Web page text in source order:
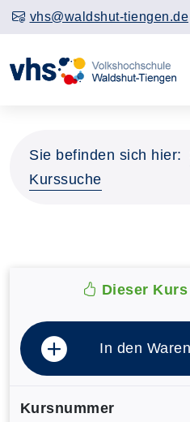
vhs@waldshut-tiengen.de
Sie befinden sich hier:
Kurssuche
Dieser
In den
Kursnummer